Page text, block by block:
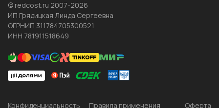
© redcost.ru 2007-2026
ИП Грядицкая Линда Сергеевна
ОГРНИП 311784705300521
ИНН 781911518649
Конфиденциальность Правила применения Оферта